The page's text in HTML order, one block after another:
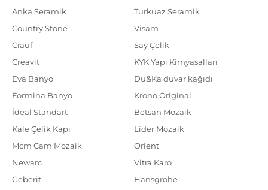
Anka Seramik
Country Stone
Crauf
Creavit
Eva Banyo
Formina Banyo
İdeal Standart
Kale Çelik Kapı
Mcm Cam Mozaik
Newarc
Geberit
Turkuaz Seramik
Visam
Say Çelik
KYK Yapı Kimyasalları
Du&Ka duvar kağıdı
Krono Original
Betsan Mozaik
Lider Mozaik
Orient
Vitra Karo
Hansgrohe